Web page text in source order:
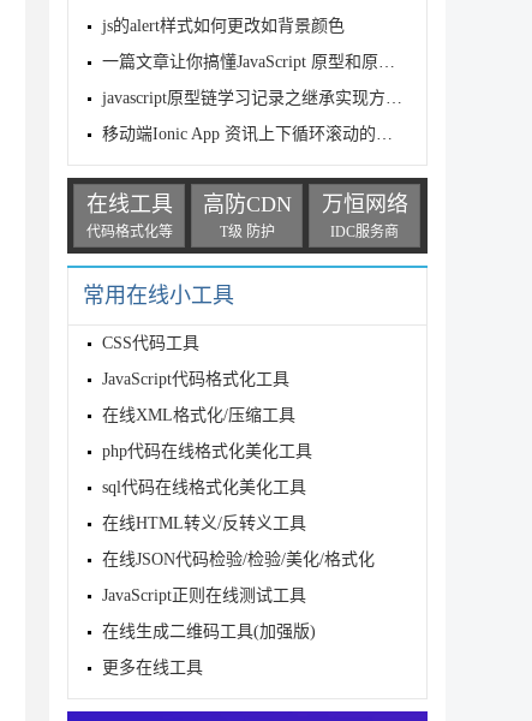
js的alert样式如何更改如背景颜色
一篇文章让你搞懂JavaScript 原型和原型链
javascript原型链学习记录之继承实现方式分析
移动端Ionic App 资讯上下循环滚动的实现代码(跑马灯效果)
在线工具
代码格式化等
高防CDN
T级 防护
万恒网络
IDC服务商
常用在线小工具
CSS代码工具
JavaScript代码格式化工具
在线XML格式化/压缩工具
php代码在线格式化美化工具
sql代码在线格式化美化工具
在线HTML转义/反转义工具
在线JSON代码检验/检验/美化/格式化
JavaScript正则在线测试工具
在线生成二维码工具(加强版)
更多在线工具